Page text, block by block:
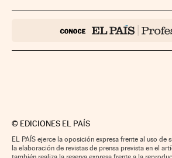
© EDICIONES EL PAÍS
EL PAÍS ejerce la oposición expresa frente al uso de
la elaboración de revistas de prensa prevista en el